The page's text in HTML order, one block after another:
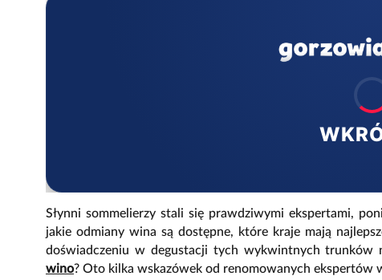
Słynni sommelierzy stali się prawdziwymi ekspertami,
jakie odmiany wina są dostępne, które kraje mają
doświadczeniu w degustacji tych wykwintnych trunków
wino? Oto kilka wskazówek od renomowanych ekspertów